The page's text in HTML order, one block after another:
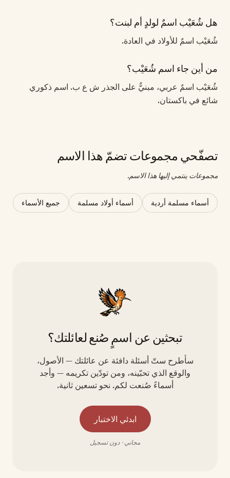
هل شُعَيْب اسمٌ لولدٍ أم لبنت؟
شُعَيْب اسمٌ للأولاد في العادة.
من أين جاء اسم شُعَيْب؟
شُعَيْب اسمٌ عربي، مبنيٌّ على الجذر ش ع ب. اسم ذكوري
شائع في باكستان.
تصفّحي مجموعات تضمّ هذا الاسم
مجموعات ينتمي إليها هذا الاسم.
أسماء مسلمة أردية أسماء أولاد مسلمة جميع الأسماء
تبحثين عن اسمٍ صُنع لعائلتك؟
سأطرح ستّ أسئلة دافئة عن عائلتك — الأصول،
والوقع الذي تحبّينه، ومن تودّين تكريمه — وأجد
أسماءً صُنعت لكم. نحو تسعين ثانية.
ابدئي الاختبار
مجاني · دون تسجيل